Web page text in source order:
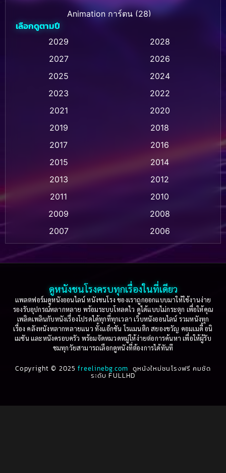
Animation การ์ตูน (28)
Animation การ์ตูน (236)
Animation การ์ตูน (32)
Animation แอนิเมชั่น (1)
Animation แอนิเมชัน (1)
Based on a True Story เรื่องจริง(75)
Based on Novel(16)
Betrayal(1)
Biography(3)
Biography ชีวประวัติ (61)
เลือกดูตามปี
2029
2028
2027
2026
2025
2024
2023
2022
2021
2020
2019
2018
2017
2016
2015
2014
2013
2012
2011
2010
2009
2008
2007
2006
2005
2004
2003
2002
2001
2000
1999
1998
1997
1996
1995
1994
1993
1992
1991
1990
1987
1986
ดูหนังชนโรงครบทุกเรื่องในที่เดียว
แพลตฟอร์มดูหนังออนไลน์ หนังชนโรง ของเราถูกออกแบบมาให้ใช้งานง่าย
รองรับอุปกรณ์หลากหลาย พร้อมระบบโหลดไว ดูได้แบบไม่กระตุก เพื่อให้คุณ
เพลิดเพลินกับหนังเรื่องโปรดได้ทุกที่ทุกเวลา เว็บหนังออนไลน์ รวมหนังทุก
เรื่อง คลังหนังหลากหลายแนว ทั้งแอ็กชัน โรแมนติก สยองขวัญ คอมเมดี้ อนิ
เมชัน และหนังครอบครัว พร้อมจัดหมวดหมู่ให้ง่ายต่อการค้นหา เพื่อให้ผู้รับ
ชมทุกวัยสามารถเลือกดูหนังที่ต้องการได้ทันที
Copyright © 2025freelinebg.com ดูหนังใหม่ชนโรงฟรี คมชัด
ระดับ FULLHD